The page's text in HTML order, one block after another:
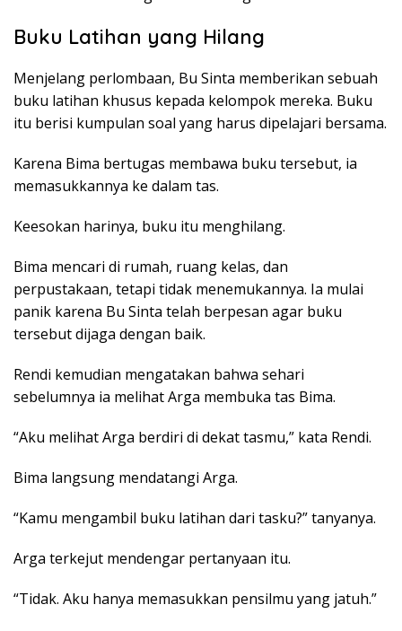
Buku Latihan yang Hilang
Menjelang perlombaan, Bu Sinta memberikan sebuah
buku latihan khusus kepada kelompok mereka. Buku
itu berisi kumpulan soal yang harus dipelajari bersama.
Karena Bima bertugas membawa buku tersebut, ia
memasukkannya ke dalam tas.
Keesokan harinya, buku itu menghilang.
Bima mencari di rumah, ruang kelas, dan
perpustakaan, tetapi tidak menemukannya. Ia mulai
panik karena Bu Sinta telah berpesan agar buku
tersebut dijaga dengan baik.
Rendi kemudian mengatakan bahwa sehari
sebelumnya ia melihat Arga membuka tas Bima.
“Aku melihat Arga berdiri di dekat tasmu,” kata Rendi.
Bima langsung mendatangi Arga.
“Kamu mengambil buku latihan dari tasku?” tanyanya.
Arga terkejut mendengar pertanyaan itu.
“Tidak. Aku hanya memasukkan pensilmu yang jatuh.”